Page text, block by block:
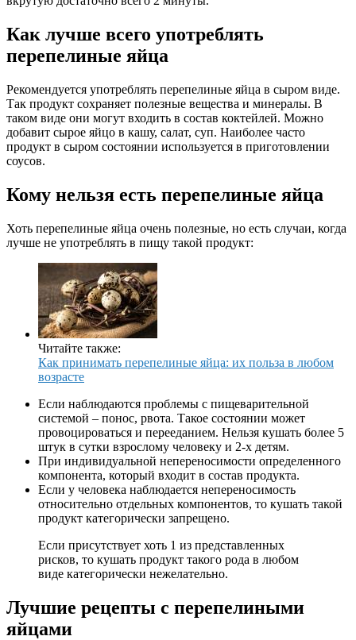
Как лучше всего употреблять
перепелиные яйца
Рекомендуется употреблять перепелиные яйца в сыром виде.
Так продукт сохраняет полезные вещества и минералы. В
таком виде они могут входить в состав коктейлей. Можно
добавит сырое яйцо в кашу, салат, суп. Наиболее часто
продукт в сыром состоянии используется в приготовлении
соусов.
Кому нельзя есть перепелиные яйца
Хоть перепелиные яйца очень полезные, но есть случаи, когда
лучше не употреблять в пищу такой продукт:
Читайте также:
Как принимать перепелиные яйца: их польза в любом
возрасте
Если наблюдаются проблемы с пищеварительной
системой – понос, рвота. Такое состоянии может
провоцироваться и перееданием. Нельзя кушать более 5
штук в сутки взрослому человеку и 2-х детям.
При индивидуальной непереносимости определенного
компонента, который входит в состав продукта.
Если у человека наблюдается непереносимость
относительно отдельных компонентов, то кушать такой
продукт категорически запрещено.
Если присутствует хоть 1 из представленных
рисков, то кушать продукт такого рода в любом
виде категорически нежелательно.
Лучшие рецепты с перепелиными
яйцами